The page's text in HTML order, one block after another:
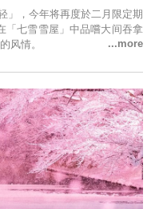
」，今年将再度於二月限定期
「七雪雪屋」中品嚐大间吞拿
风情。